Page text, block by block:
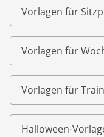
Vorlagen für
Vorlagen für
Vorlagen für
Halloween-